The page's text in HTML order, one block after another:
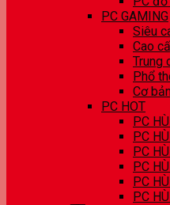
PC GAMING
Siêu
Cao
Trung
Phổ
Cơ
PC HOT
PC
PC
PC
PC
PC
PC